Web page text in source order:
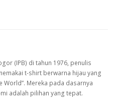
(IPB) di tahun 1976, penulis
t-shirt berwarna hijau yang
World”. Mereka pada dasarnya
adalah pilihan yang tepat.